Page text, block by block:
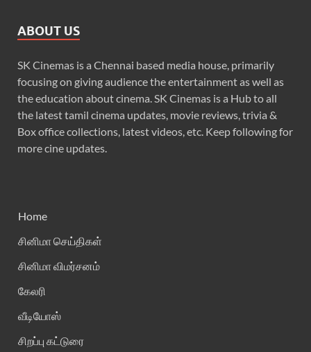
ABOUT US
SK Cinemas is a Chennai based media house, primarily
focusing on giving audience the entertainment as well as
the education about cinema. SK Cinemas is a Hub to all
the latest tamil cinema updates, movie reviews, trivia &
Box office collections, latest videos, etc. Keep following for
more cine updates.
Home
சினிமா செய்திகள்
சினிமா விமர்சனம்
கேலரி
வீடியோஸ்
சிறப்பு கட்டுரை